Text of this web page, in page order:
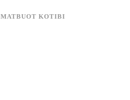
MATBUOT KOTIBI